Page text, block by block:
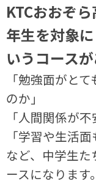
KTCおおぞ
年生を対象
いうコースが
「勉強面がと
のか」
「人間関係が
「学習や生活
など、中学生
ースになります。